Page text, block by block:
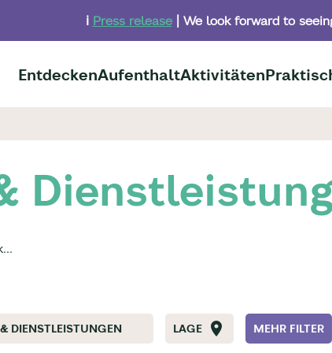
ℹ️ Press release| We look forward to
EntdeckenAufenthaltAktivitäten
DIENSTLEISTUNGEN LAGE MEHR FILTER